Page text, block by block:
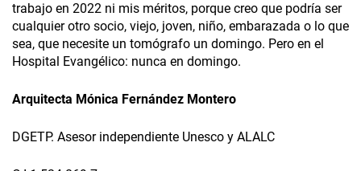
trabajo en 2022 ni mis méritos, porque creo que podría ser
cualquier otro socio, viejo, joven, niño, embarazada o lo que
sea, que necesite un tomógrafo un domingo. Pero en el
Hospital Evangélico: nunca en domingo.
Arquitecta Mónica Fernández Montero
DGETP. Asesor independiente Unesco y ALALC